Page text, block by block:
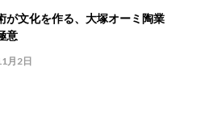
が文化を作る、大塚オーミ陶業
意
月2日